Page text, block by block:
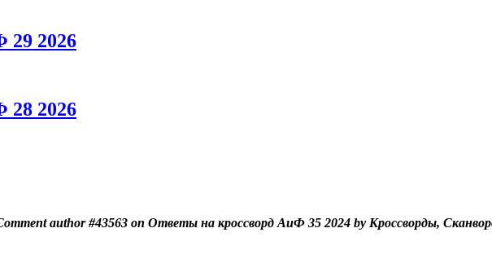
29 2026
28 2026
author #43563 on Ответы на кроссворд АиФ 35 2024 by Кроссворды,